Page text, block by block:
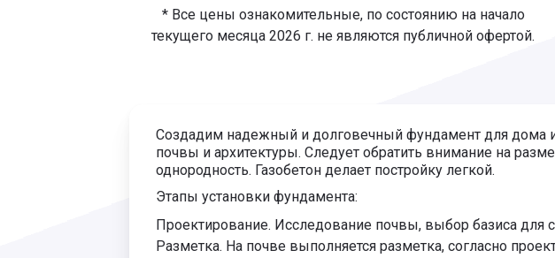
* Все цены ознакомительные, по состоянию на начало
текущего месяца 2026 г. не являются публичной офертой.
Создадим надежный и долговечный фундамент для дома
почвы и архитектуры. Следует обратить внимание на
однородность. Газобетон делает постройку легкой.
Этапы установки фундамента:
Проектирование. Исследование почвы, выбор базиса для
Разметка. На почве выполняется разметка, согласно